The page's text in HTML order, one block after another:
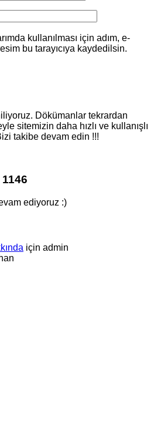
kullanılması için adım, e-
bu tarayıcıya kaydedilsin.
Dökümanlar tekrardan
sitemizin daha hızlı ve kullanışlı
takibe devam edin !!!
ediyoruz :)
için admin